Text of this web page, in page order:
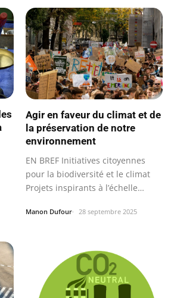
Agir en faveur du climat et de
la préservation de notre
environnement
EN BREF Initiatives citoyennes
pour la biodiversité et le climat
Projets inspirants à l’échelle…
Manon Dufour 28 septembre 2025